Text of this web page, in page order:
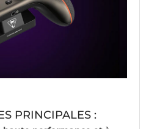
PRINCIPALES :